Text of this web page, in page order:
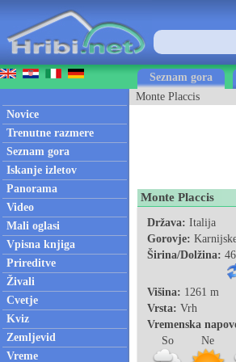
Seznam gora
Novice
Trenutne razmere
Seznam gora
Iskanje izletov
Panorama
Video
Mali oglasi
Vpisna knjiga
Prireditve
Živali
Cvetje
Kviz
Zemljevid
Vreme
Monte Placcis
Monte Placcis
Država: Italija
Gorovje:
Širina/Dolžina:
Višina: 1261 m
Vrsta: Vrh
Vremenska
So
Ne